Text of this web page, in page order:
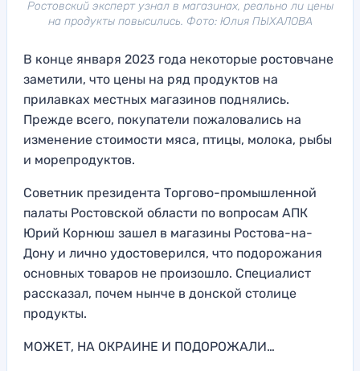
Ростовский эксперт узнал в магазинах, реально ли цены
на продукты повысились. Фото: Юлия ПЫХАЛОВА
В конце января 2023 года некоторые ростовчане
заметили, что цены на ряд продуктов на
прилавках местных магазинов поднялись.
Прежде всего, покупатели пожаловались на
изменение стоимости мяса, птицы, молока, рыбы
и морепродуктов.
Советник президента Торгово-промышленной
палаты Ростовской области по вопросам АПК
Юрий Корнюш зашел в магазины Ростова-на-
Дону и лично удостоверился, что подорожания
основных товаров не произошло. Специалист
рассказал, почем нынче в донской столице
продукты.
МОЖЕТ, НА ОКРАИНЕ И ПОДОРОЖАЛИ…